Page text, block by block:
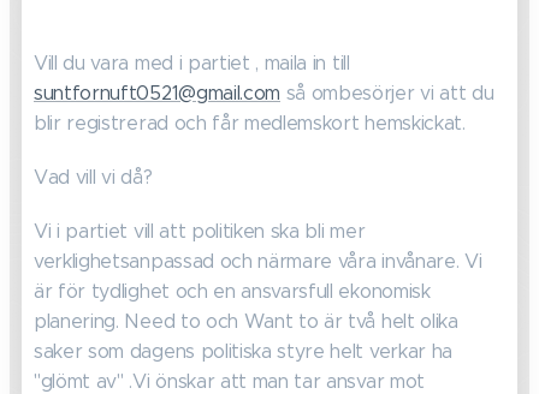
Vill du vara med i partiet , maila in till
suntfornuft0521@gmail.com så ombesörjer vi att du
blir registrerad och får medlemskort hemskickat.
Vad vill vi då?
Vi i partiet vill att politiken ska bli mer
verklighetsanpassad och närmare våra invånare. Vi
är för tydlighet och en ansvarsfull ekonomisk
planering. Need to och Want to är två helt olika
saker som dagens politiska styre helt verkar ha
"glömt av" .Vi önskar att man tar ansvar mot